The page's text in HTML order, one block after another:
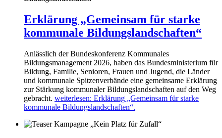
Erklärung „Gemeinsam für starke
kommunale Bildungslandschaften“
Anlässlich der Bundeskonferenz Kommunales
Bildungsmanagement 2026, haben das Bundesministerium für
Bildung, Familie, Senioren, Frauen und Jugend, die Länder
und kommunale Spitzenverbände eine gemeinsame Erklärung
zur Stärkung kommunaler Bildungslandschaften auf den Weg
gebracht. weiterlesen: Erklärung „Gemeinsam für starke
kommunale Bildungslandschaften“.